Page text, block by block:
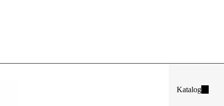
Katalog(link